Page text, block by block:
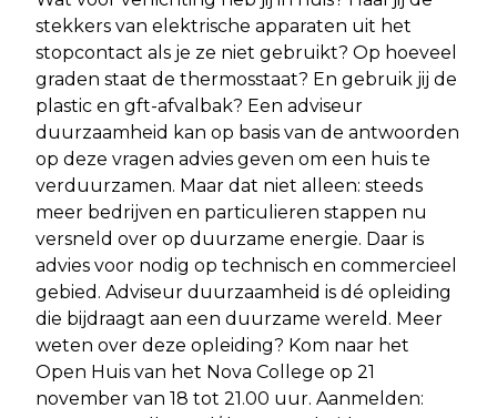
stekkers van elektrische apparaten uit het
stopcontact als je ze niet gebruikt? Op hoeveel
graden staat de thermosstaat? En gebruik jij de
plastic en gft-afvalbak? Een adviseur
duurzaamheid kan op basis van de antwoorden
op deze vragen advies geven om een huis te
verduurzamen. Maar dat niet alleen: steeds
meer bedrijven en particulieren stappen nu
versneld over op duurzame energie. Daar is
advies voor nodig op technisch en commercieel
gebied. Adviseur duurzaamheid is dé opleiding
die bijdraagt aan een duurzame wereld. Meer
weten over deze opleiding? Kom naar het
Open Huis van het Nova College op 21
november van 18 tot 21.00 uur. Aanmelden: